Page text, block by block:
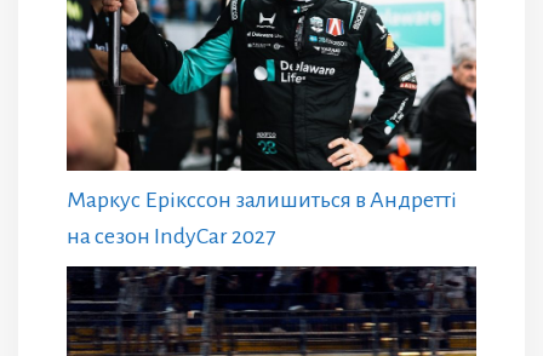
Маркус Ерікссон залишиться в Андретті
на сезон IndyCar 2027